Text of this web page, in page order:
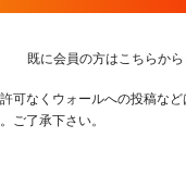
既に会員の方はこちらから
なくウォールへの投稿など
ご了承下さい。